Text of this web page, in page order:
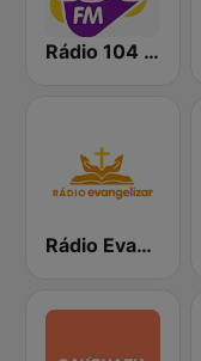
Rádio 104 FM
Rádio Evangelizar 99.5 FM